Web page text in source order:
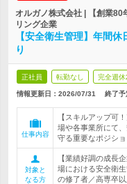
オルガノ株式会社 | 【創業
リング企業
【安全衛生管理】年間
り
正社員 転勤なし 完全週休
情報更新日：2026/07/31 終了予
仕事内容
【スキルアップ可
場や各事業所にて
守る重要なポジシ
対象と
なる方
【業績好調の成長
場における安全衛
の修了者／高専卒以